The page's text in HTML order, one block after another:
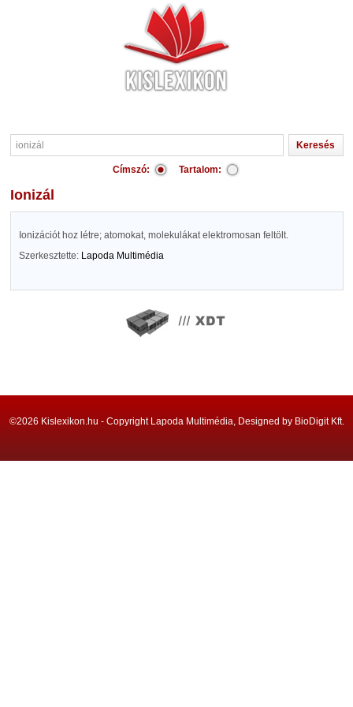
Címszó: Tartalom:
ionizál
Ionizációt hoz létre; atomokat, molekulákat elektromosan feltölt.
Szerkesztette: Lapoda Multimédia
©2026 Kislexikon.hu - Copyright Lapoda Multimédia, Designed by BioDigit Kft.